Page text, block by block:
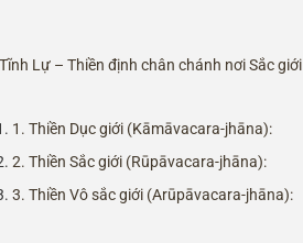
Tĩnh Lự – Thiền định chân chánh nơi Sắc giới
1. Thiền Dục giới (Kāmāvacara-jhāna):
2. Thiền Sắc giới (Rūpāvacara-jhāna):
3. Thiền Vô sắc giới (Arūpāvacara-jhāna):